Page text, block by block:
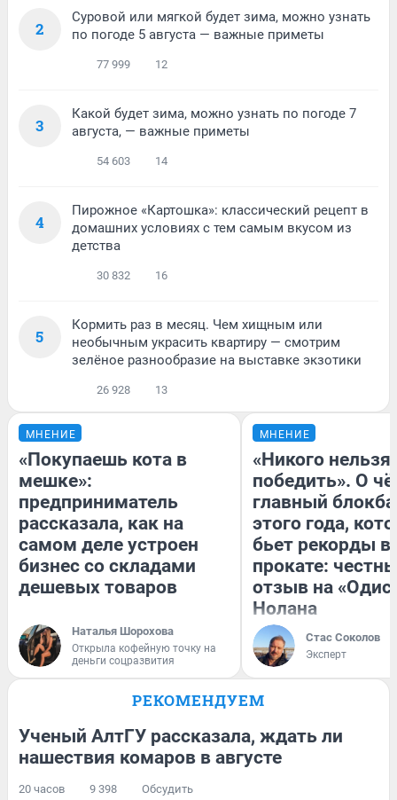
2
Суровой или мягкой будет зима, можно узнать
по погоде 5 августа — важные приметы
77 999 12
3
Какой будет зима, можно узнать по погоде 7
августа, — важные приметы
54 603 14
4
Пирожное «Картошка»: классический рецепт в
домашних условиях с тем самым вкусом из
детства
30 832 16
5
Кормить раз в месяц. Чем хищным или
необычным украсить квартиру — смотрим
зелёное разнообразие на выставке экзотики
26 928 13
МНЕНИЕ
«Покупаешь кота в
мешке»:
предприниматель
рассказала, как на
самом деле устроен
бизнес со складами
дешевых товаров
Наталья Шорохова
Открыла кофейную точку на
деньги соцразвития
МНЕНИЕ
«Никого нельзя
победить». О
главный
этого года,
бьет рекорды в
прокате:
отзыв на
Нолана
Стас Соколов
Эксперт
РЕКОМЕНДУЕМ
Ученый АлтГУ рассказала, ждать ли
нашествия комаров в августе
20 часов 9 398 Обсудить